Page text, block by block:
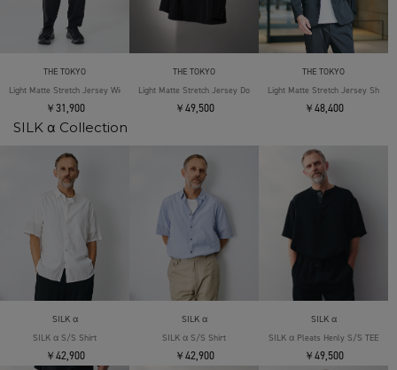
THE TOKYO
Light Matte Stretch Jersey Wide Tapered Pants
￥31,900
THE TOKYO
Light Matte Stretch Jersey Double Jacket
￥49,500
THE TOKYO
Light Matte Stretch Jersey Shape
￥48,400
SILK α Collection
SILK α
SILK α S/S Shirt
￥42,900
SILK α
SILK α S/S Shirt
￥42,900
SILK α
SILK α Pleats Henly S/S TEE
￥49,500